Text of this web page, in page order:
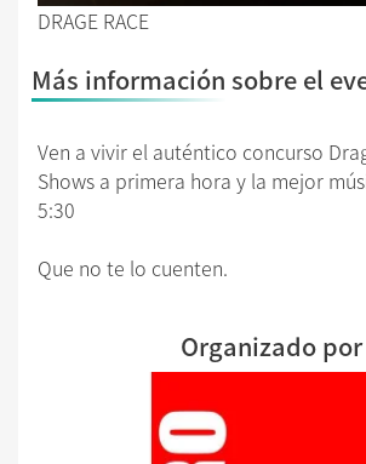
DRAGE RACE
Más información sobre el
Ven a vivir el auténtico concurso
Shows a primera hora y la mejor
5:30
Que no te lo cuenten.
Organizado por